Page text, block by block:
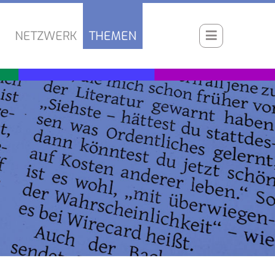
NETZWERK THEMEN